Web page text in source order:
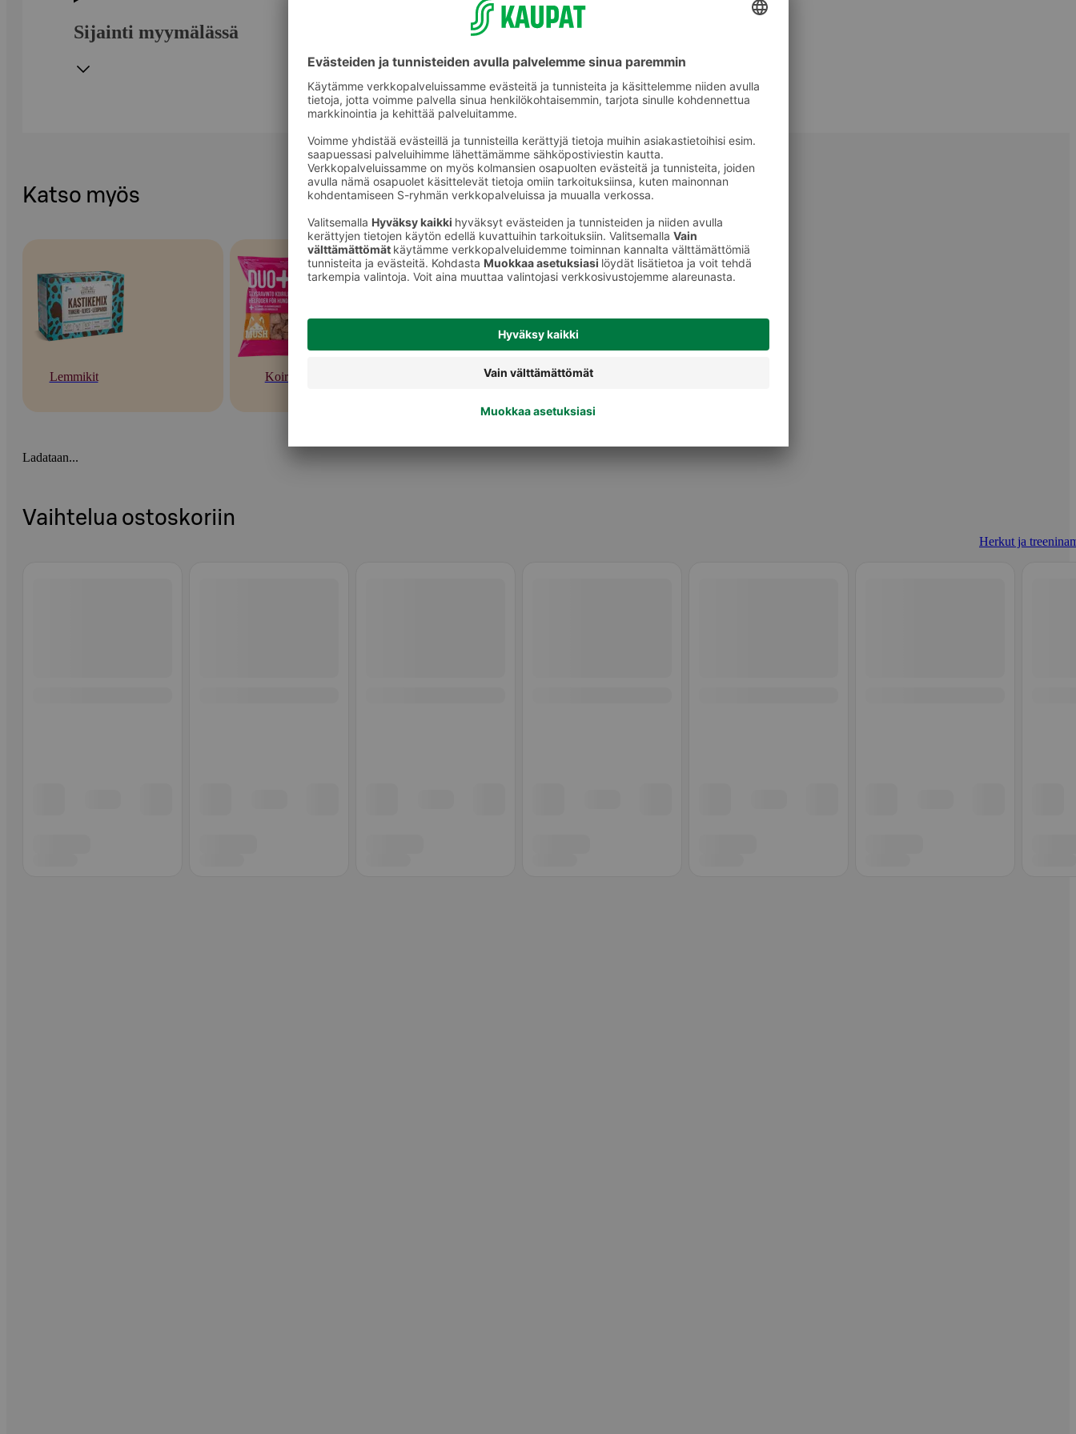
Sijainti myymälässä
Katso myös
Lemmikit Koirat Herkut ja treeninamit
Ladataan...
Vaihtelua ostoskoriin
Herkut ja